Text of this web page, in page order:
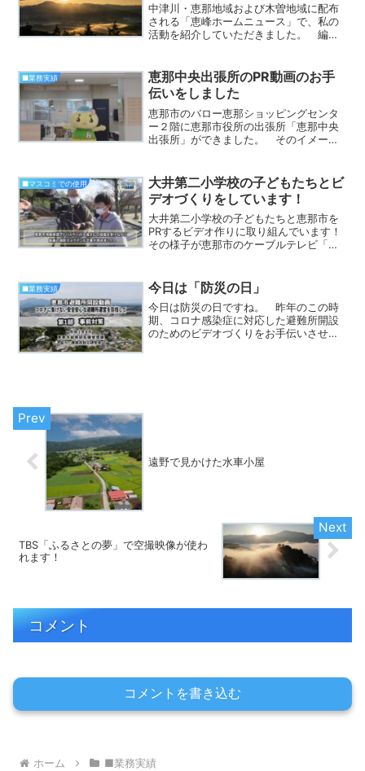
中津川・恵那地域および木曽地域に配布
される「恵峰ホームニュース」で、私の
活動を紹介していただきました。 編集
まとめてくださいました。 これを励み
に、この活動を続けていき...
■業務実績
恵那中央出張所のPR動画のお手
伝いをしました
恵那市のバロー恵那ショッピングセンタ
ー２階に恵那市役所の出張所「恵那中央
出張所」ができました。 そのイメージ
がら作りました。 どこまでそのイメー
ジを表現できたかは不安です...
■マスコミでの使用
大井第二小学校の子どもたちとビ
デオづくりをしています！
大井第二小学校の子どもたちと恵那市を
PRするビデオ作りに取り組んでいます！
その様子が恵那市のケーブルテレビ「ア
■業務実績 今日は「防災の日」
今日は防災の日ですね。 昨年のこの時
期、コロナ感染症に対応した避難所開設
のためのビデオづくりをお手伝いさせて
遠野で見かけた水車小屋
TBS「ふるさとの夢」で空撮映像が使わ
れます！
コメント
コメントを書き込む
ホーム ■業務実績